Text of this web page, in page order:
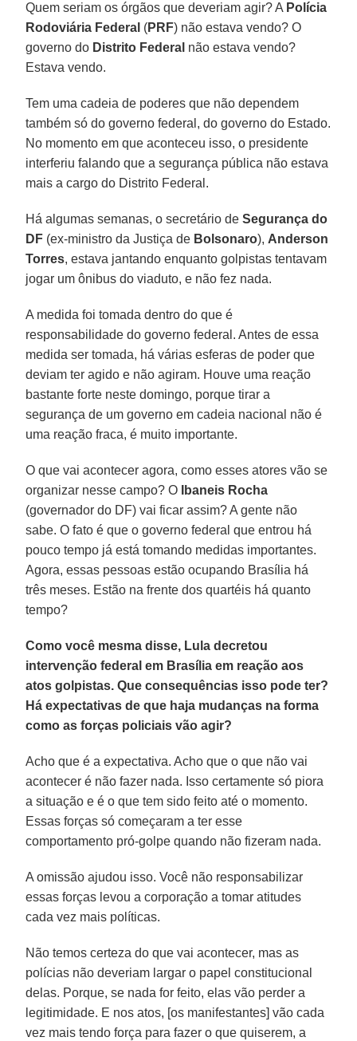
Quem seriam os órgãos que deveriam agir? A Polícia
Rodoviária Federal (PRF) não estava vendo? O
governo do Distrito Federal não estava vendo?
Estava vendo.
Tem uma cadeia de poderes que não dependem
também só do governo federal, do governo do Estado.
No momento em que aconteceu isso, o presidente
interferiu falando que a segurança pública não estava
mais a cargo do Distrito Federal.
Há algumas semanas, o secretário deSegurança do
DF (ex-ministro da Justiça de Bolsonaro), Anderson
Torres, estava jantando enquanto golpistas tentavam
jogar um ônibus do viaduto, e não fez nada.
A medida foi tomada dentro do que é
responsabilidade do governo federal. Antes de essa
medida ser tomada, há várias esferas de poder que
deviam ter agido e não agiram. Houve uma reação
bastante forte neste domingo, porque tirar a
segurança de um governo em cadeia nacional não é
uma reação fraca, é muito importante.
O que vai acontecer agora, como esses atores vão se
organizar nesse campo? O
Ibaneis Rocha
(governador do DF) vai ficar assim? A gente não
sabe. O fato é que o governo federal que entrou há
pouco tempo já está tomando medidas importantes.
Agora, essas pessoas estão ocupando Brasília há
três meses. Estão na frente dos quartéis há quanto
tempo?
Como você mesma disse, Lula decretou
intervenção federal em Brasília em reação aos
atos golpistas. Que consequências isso pode ter?
Há expectativas de que haja mudanças na forma
como as forças policiais vão agir?
Acho que é a expectativa. Acho que o que não vai
acontecer é não fazer nada. Isso certamente só piora
a situação e é o que tem sido feito até o momento.
Essas forças só começaram a ter esse
comportamento pró-golpe quando não fizeram nada.
A omissão ajudou isso. Você não responsabilizar
essas forças levou a corporação a tomar atitudes
cada vez mais políticas.
Não temos certeza do que vai acontecer, mas as
polícias não deveriam largar o papel constitucional
delas. Porque, se nada for feito, elas vão perder a
legitimidade. E nos atos, [os manifestantes] vão cada
vez mais tendo força para fazer o que quiserem, a